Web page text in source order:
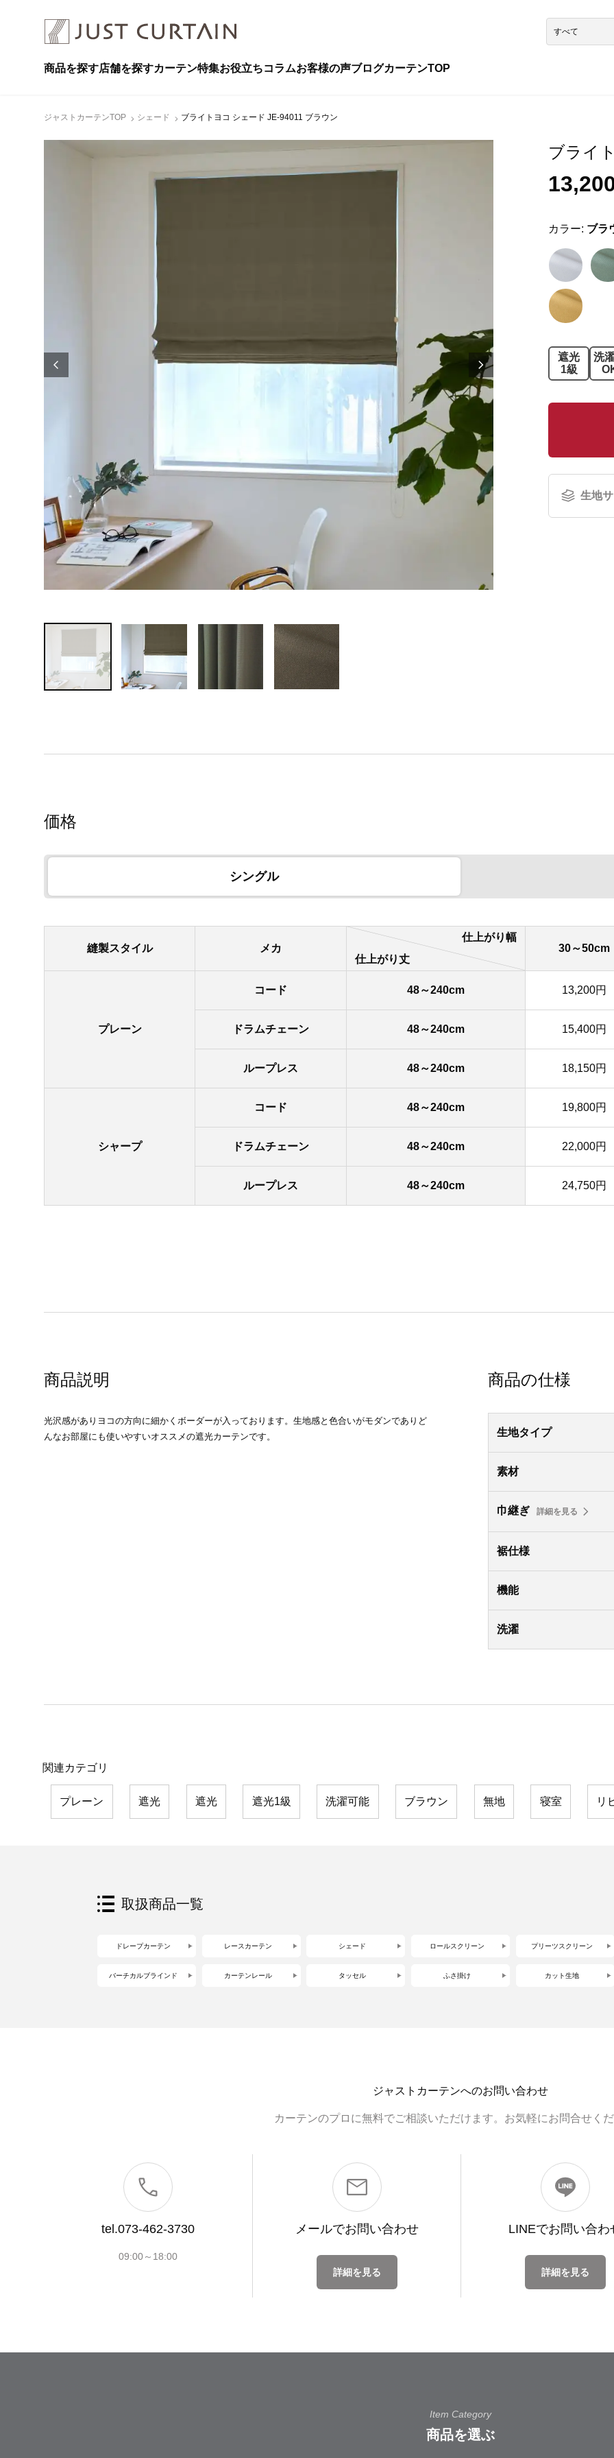
商品を探す店舗を探すカーテン特集お役立ちコラムお客様の声ブログカーテンTOP
ジャストカーテンTOP シェード ブライトヨコ シェード JE-94011 ブラウン
ブライ
カラー: ブラ
遮光
1級
洗
生地
価格
シングル
縫製スタイル メカ
仕上がり幅
仕上がり丈
30～50cm
プレーン
コード 48～240cm 13,200円
ドラムチェーン 48～240cm 15,400円
ループレス 48～240cm 18,150円
シャープ
コード 48～240cm 19,800円
ドラムチェーン 48～240cm 22,000円
ループレス 48～240cm 24,750円
商品説明
光沢感がありヨコの方向に細かくボーダーが入っております。生地感と色合いがモダンでありど
んなお部屋にも使いやすいオススメの遮光カーテンです。
商品の仕様
生地タイプ
素材
巾継ぎ 詳細を見る
裾仕様
機能
洗濯
関連カテゴリ
プレーン 遮光 遮光 遮光1級 洗濯可能 ブラウン 無地 寝室 リ
取扱商品一覧
ドレープカーテン レースカーテン シェード ロールスクリーン プリーツスクリーン
バーチカルブラインド カーテンレール タッセル ふさ掛け カット生地
ジャストカーテンへのお問い合わせ
カーテンのプロに無料でご相談いただけます。お気軽にお問合せくだ
tel.073-462-3730
09:00～18:00
メールでお問い合わせ
詳細を見る
LINEでお問い合わ
詳細を見る
Item Category
商品を選ぶ